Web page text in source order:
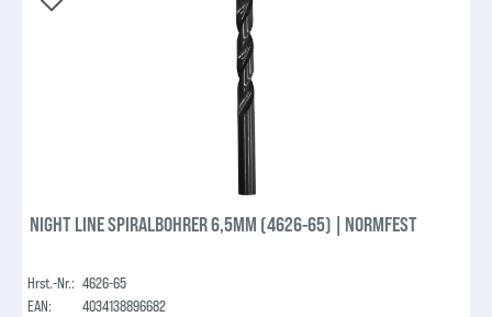
NIGHT LINE SPIRALBOHRER 6,5MM (4626-65) | NORMFEST
Hrst.-Nr.: 4626-65
EAN:
4034138896682